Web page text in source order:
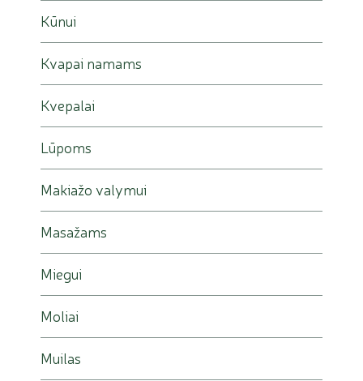
Kūnui
Kvapai namams
Kvepalai
Lūpoms
Makiažo valymui
Masažams
Miegui
Moliai
Muilas